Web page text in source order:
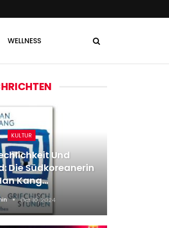
WELLNESS
Fußball-WM: Technische
Studiengruppe: WM-
Aufstockung Ein…
Admin